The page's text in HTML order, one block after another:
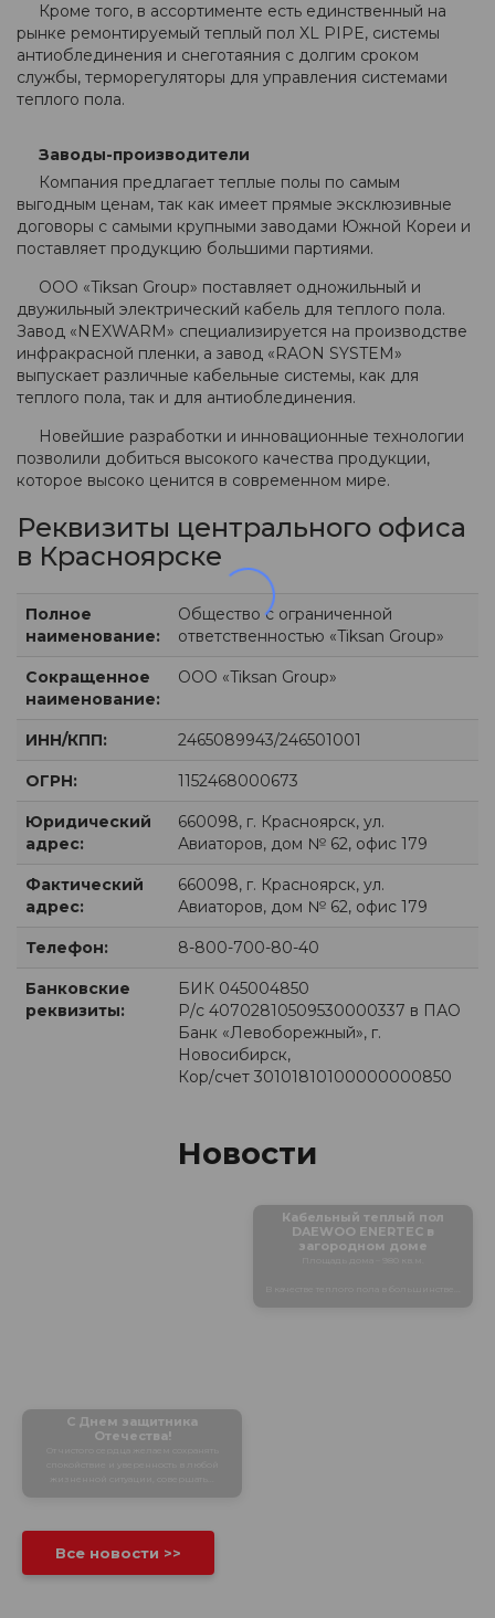
Кроме того, в ассортименте есть единственный на
рынке ремонтируемый теплый пол XL PIPE, системы
антиоблединения и снеготаяния с долгим сроком
службы, терморегуляторы для управления системами
теплого пола.
Заводы-производители
Компания предлагает теплые полы по самым
выгодным ценам, так как имеет прямые эксклюзивные
договоры с самыми крупными заводами Южной Кореи и
поставляет продукцию большими партиями.
ООО «Tiksan Group» поставляет одножильный и
двужильный электрический кабель для теплого пола.
Завод «NEXWARM» специализируется на производстве
инфракрасной пленки, а завод «RAON SYSTEM»
выпускает различные кабельные системы, как для
теплого пола, так и для антиоблединения.
Новейшие разработки и инновационные технологии
позволили добиться высокого качества продукции,
которое высоко ценится в современном мире.
Реквизиты центрального офиса
в Красноярске
Полное
наименование:
Общество с ограниченной
ответственностью «Tiksan Group»
Сокращенное
наименование:
ООО «Tiksan Group»
ИНН/КПП: 2465089943/246501001
ОГРН: 1152468000673
Юридический
адрес:
660098, г. Красноярск, ул.
Авиаторов, дом № 62, офис 179
Фактический
адрес:
660098, г. Красноярск, ул.
Авиаторов, дом № 62, офис 179
Телефон: 8-800-700-80-40
Банковские
реквизиты:
БИК 045004850
Р/с 40702810509530000337 в ПАО
Банк «Левоборежный», г.
Новосибирск,
Кор/счет 30101810100000000850
Новости
С Днем защитника
Отечества!
От чистого сердца желаем сохранять
жизненной ситуации, совершать...
Кабельный теплый пол
DAEWOO ENERTEC в
загородном доме
Площадь дома – 980 кв.м.
Все новости >>